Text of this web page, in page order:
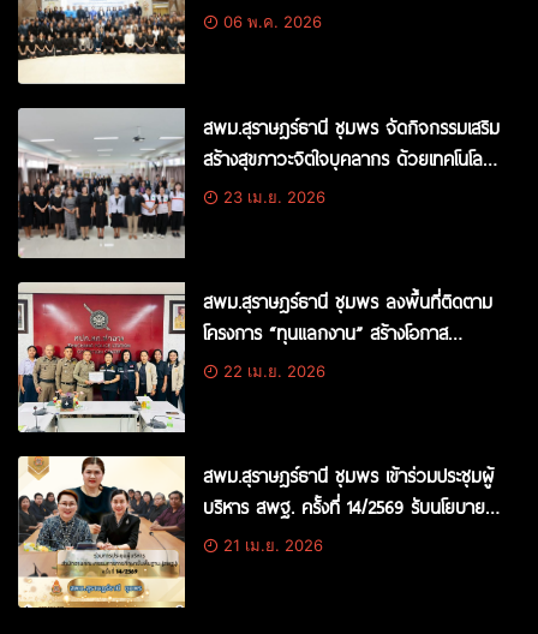
ร่วมกันและการสร้างเครือข่ายทางวิชาชีพ”
06 พ.ค. 2026
สพม.สุราษฎร์ธานี ชุมพร จัดกิจกรรมเสริม
สร้างสุขภาวะจิตใจบุคลากร ด้วยเทคโนโลยี
Biofeedback
23 เม.ย. 2026
สพม.สุราษฎร์ธานี ชุมพร ลงพื้นที่ติดตาม
โครงการ “ทุนแลกงาน” สร้างโอกาส
ทางการศึกษาและเสริมประสบการณ์ชีวิตให้
22 เม.ย. 2026
สพม.สุราษฎร์ธานี ชุมพร เข้าร่วมประชุมผู้
บริหาร สพฐ. ครั้งที่ 14/2569 รับนโยบาย
ขับเคลื่อนการศึกษาไทยสู่ก้าวใหม่
21 เม.ย. 2026